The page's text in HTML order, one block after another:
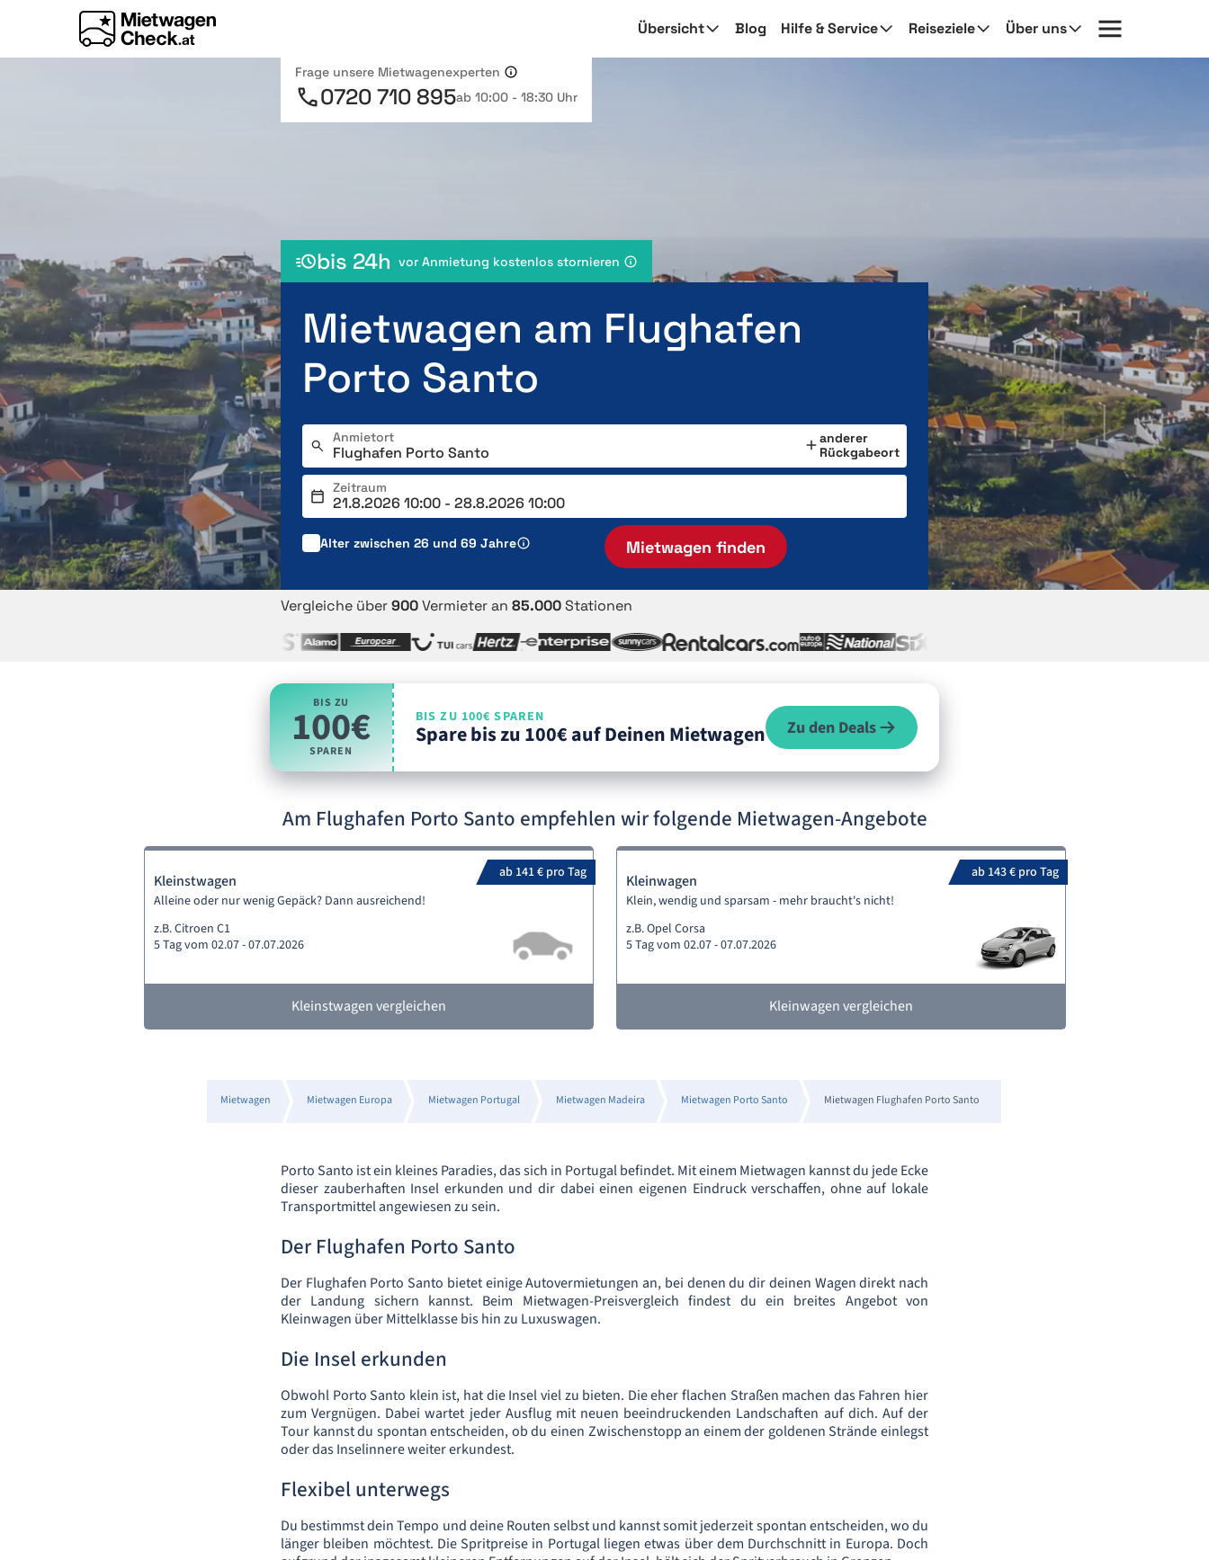
Übersicht Blog Hilfe & Service Reiseziele Über uns
Frage unsere Mietwagenexperten
0720 710 895ab 10:00 - 18:30 Uhr
bis 24h vor Anmietung kostenlos stornieren
Mietwagen am Flughafen
Porto Santo
Anmietort
anderer
Rückgabeort
Zeitraum
Alter zwischen 26 und 69 Jahre Mietwagen finden
Vergleiche über900Vermieter an 85.000Stationen
BIS ZU
100€
SPAREN
BIS ZU 100€ SPAREN
Spare bis zu 100€ auf Deinen Mietwagen Zu den Deals
Am Flughafen Porto Santo empfehlen wir folgende Mietwagen-Angebote
ab 141 € pro Tag
Kleinstwagen
Alleine oder nur wenig Gepäck? Dann ausreichend!
z.B. Citroen C1
5 Tag vom 02.07 - 07.07.2026
Kleinstwagen vergleichen
ab 143 € pro Tag
Kleinwagen
Klein, wendig und sparsam - mehr braucht's nicht!
z.B. Opel Corsa
5 Tag vom 02.07 - 07.07.2026
Kleinwagen vergleichen
Mietwagen Mietwagen Europa Mietwagen Portugal Mietwagen Madeira Mietwagen Porto Santo Mietwagen Flughafen Porto Santo
Porto Santo ist ein kleines Paradies, das sich in Portugal befindet. Mit einem Mietwagen kannst du jede Ecke
dieser zauberhaften Insel erkunden und dir dabei einen eigenen Eindruck verschaffen, ohne auf lokale
Transportmittel angewiesen zu sein.
Der Flughafen Porto Santo
Der Flughafen Porto Santo bietet einige Autovermietungen an, bei denen du dir deinen Wagen direkt nach
der Landung sichern kannst. Beim Mietwagen-Preisvergleich findest du ein breites Angebot von
Kleinwagen über Mittelklasse bis hin zu Luxuswagen.
Die Insel erkunden
Obwohl Porto Santo klein ist, hat die Insel viel zu bieten. Die eher flachen Straßen machen das Fahren hier
zum Vergnügen. Dabei wartet jeder Ausflug mit neuen beeindruckenden Landschaften auf dich. Auf der
Tour kannst du spontan entscheiden, ob du einen Zwischenstopp an einem der goldenen Strände einlegst
oder das Inselinnere weiter erkundest.
Flexibel unterwegs
Du bestimmst dein Tempo und deine Routen selbst und kannst somit jederzeit spontan entscheiden, wo du
länger bleiben möchtest. Die Spritpreise in Portugal liegen etwas über dem Durchschnitt in Europa. Doch